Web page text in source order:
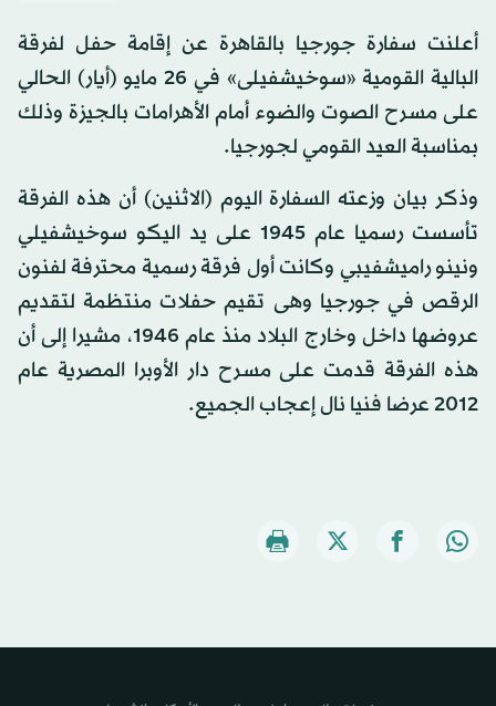
أعلنت سفارة جورجيا بالقاهرة عن إقامة حفل لفرقة
البالية القومية «سوخيشفيلى» في 26 مايو (أيار) الحالي
على مسرح الصوت والضوء أمام الأهرامات بالجيزة وذلك
بمناسبة العيد القومي لجورجيا.
وذكر بيان وزعته السفارة اليوم (الاثنين) أن هذه الفرقة
تأسست رسميا عام 1945 على يد اليكو سوخيشفيلي
ونينو راميشفيبي وكانت أول فرقة رسمية محترفة لفنون
الرقص في جورجيا وهى تقيم حفلات منتظمة لتقديم
عروضها داخل وخارج البلاد منذ عام 1946، مشيرا إلى أن
هذه الفرقة قدمت على مسرح دار الأوبرا المصرية عام
2012 عرضا فنيا نال إعجاب الجميع.